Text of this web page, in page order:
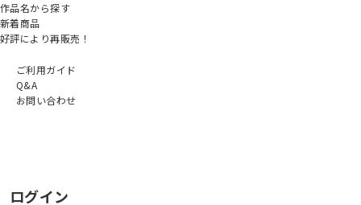
作品名から探す
新着商品
好評により再販売！
ご利用ガイド
Q&A
お問い合わせ
ログイン